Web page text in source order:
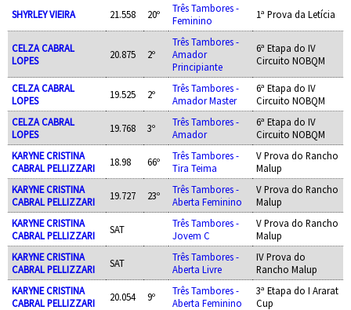
SHYRLEY VIEIRA 21.558 20º
Três Tambores -
Feminino
1ª Prova da Letícia
CELZA CABRAL
LOPES
20.875 2º
Três Tambores -
Amador
Principiante
6ª Etapa do IV
Circuito NOBQM
CELZA CABRAL
LOPES
19.525 2º
Três Tambores -
Amador Master
6ª Etapa do IV
Circuito NOBQM
CELZA CABRAL
LOPES
19.768 3º
Três Tambores -
Amador
6ª Etapa do IV
Circuito NOBQM
KARYNE CRISTINA
CABRAL PELLIZZARI
18.98 66º
Três Tambores -
Tira Teima
V Prova do Rancho
Malup
KARYNE CRISTINA
CABRAL PELLIZZARI
19.727 23º
Três Tambores -
Aberta Feminino
V Prova do Rancho
Malup
KARYNE CRISTINA
CABRAL PELLIZZARI
SAT
Três Tambores -
Jovem C
V Prova do Rancho
Malup
KARYNE CRISTINA
CABRAL PELLIZZARI
SAT
Três Tambores -
Aberta Livre
IV Prova do
Rancho Malup
KARYNE CRISTINA
CABRAL PELLIZZARI
20.054 9º
Três Tambores -
Aberta Feminino
3ª Etapa do I Ararat
Cup